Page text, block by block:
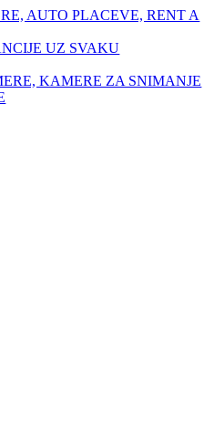
AUTO PLACEVE, RENT A
UZ SVAKU
KAMERE ZA SNIMANJE